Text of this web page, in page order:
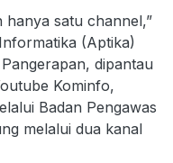
hanya satu channel,”
(Aptika)
dipantau
Kominfo,
Badan Pengawas
melalui dua kanal